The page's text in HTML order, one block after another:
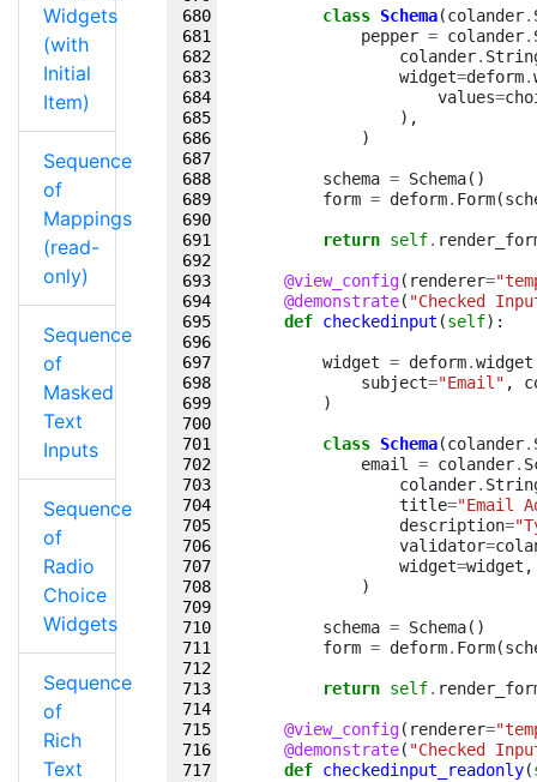
Widgets
(with
Initial
Item)
Sequence
of
Mappings
(read-
only)
Sequence
of
Masked
Text
Inputs
Sequence
of
Radio
Choice
Widgets
Sequence
of
Rich
Text
class Schema(colander.
pepper = colander.
colander.
widget=deform.
values=
),
)
schema = Schema()
form = deform. Form(
return self.
@view_config( renderer=
@demonstrate( "Checked
def checkedinput (self):
widget = deform.widget
subject="Email" ,
)
class Schema(colander.
email
= colander.
colander.
title="Email
description=
validator=
widget=widget ,
)
schema = Schema()
form = deform. Form(
return self.
@view_config( renderer=
@demonstrate( "Checked
def checkedinput_readonly(